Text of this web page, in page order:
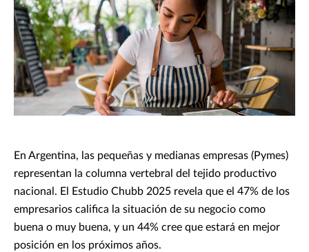
En Argentina, las pequeñas y medianas empresas (Pymes)
representan la columna vertebral del tejido productivo
nacional. El Estudio Chubb 2025 revela que el 47% de los
empresarios califica la situación de su negocio como
buena o muy buena, y un 44% cree que estará en mejor
posición en los próximos años.